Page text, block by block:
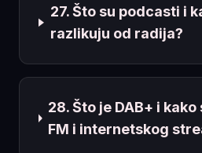
27. Što su podcasti i
razlikuju od radija?
28. Što je DAB+ i
FM i internetskog